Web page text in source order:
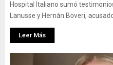
Hospital Italiano sumó
Lanusse y Hernán Boveri,
Leer Más